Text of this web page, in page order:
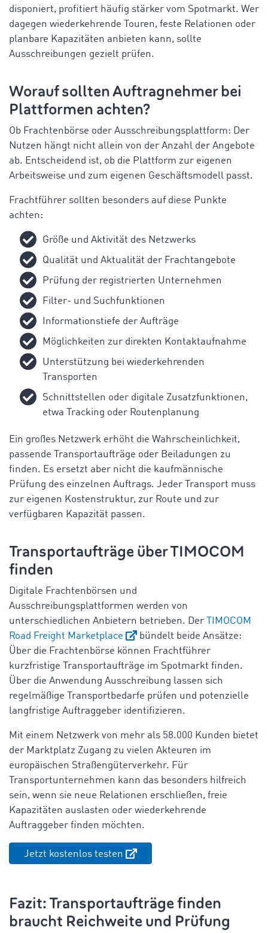
disponiert, profitiert häufig stärker vom Spotmarkt. Wer
dagegen wiederkehrende Touren, feste Relationen oder
planbare Kapazitäten anbieten kann, sollte
Ausschreibungen gezielt prüfen.
Worauf sollten Auftragnehmer bei
Plattformen achten?
Ob Frachtenbörse oder Ausschreibungsplattform: Der
Nutzen hängt nicht allein von der Anzahl der Angebote
ab. Entscheidend ist, ob die Plattform zur eigenen
Arbeitsweise und zum eigenen Geschäftsmodell passt.
Frachtführer sollten besonders auf diese Punkte
achten:
Größe und Aktivität des Netzwerks
Qualität und Aktualität der Frachtangebote
Prüfung der registrierten Unternehmen
Filter- und Suchfunktionen
Informationstiefe der Aufträge
Möglichkeiten zur direkten Kontaktaufnahme
Unterstützung bei wiederkehrenden
Transporten
Schnittstellen oder digitale Zusatzfunktionen,
etwa Tracking oder Routenplanung
Ein großes Netzwerk erhöht die Wahrscheinlichkeit,
passende Transportaufträge oder Beiladungen zu
finden. Es ersetzt aber nicht die kaufmännische
Prüfung des einzelnen Auftrags. Jeder Transport muss
zur eigenen Kostenstruktur, zur Route und zur
verfügbaren Kapazität passen.
Transportaufträge über TIMOCOM
finden
Digitale Frachtenbörsen und
Ausschreibungsplattformen werden von
unterschiedlichen Anbietern betrieben. Der
TIMOCOM
Road Freight Marketplace
bündelt beide Ansätze:
Über die Frachtenbörse können Frachtführer
kurzfristige Transportaufträge im Spotmarkt finden.
Über die Anwendung Ausschreibung lassen sich
regelmäßige Transportbedarfe prüfen und potenzielle
langfristige Auftraggeber identifizieren.
Mit einem Netzwerk von mehr als 58.000 Kunden bietet
der Marktplatz Zugang zu vielen Akteuren im
europäischen Straßengüterverkehr. Für
Transportunternehmen kann das besonders hilfreich
sein, wenn sie neue Relationen erschließen, freie
Kapazitäten auslasten oder wiederkehrende
Auftraggeber finden möchten.
Jetzt kostenlos testen
Fazit: Transportaufträge finden
braucht Reichweite und Prüfung